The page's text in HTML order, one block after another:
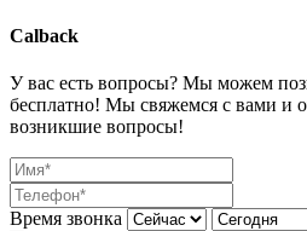
Calback
У вас есть вопросы? Мы можем
бесплатно! Мы свяжемся с вами и
возникшие вопросы!
Время звонка